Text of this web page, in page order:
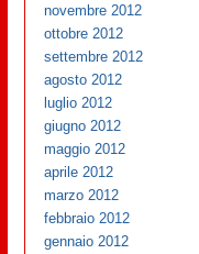
novembre 2012
ottobre 2012
settembre 2012
agosto 2012
luglio 2012
giugno 2012
maggio 2012
aprile 2012
marzo 2012
febbraio 2012
gennaio 2012